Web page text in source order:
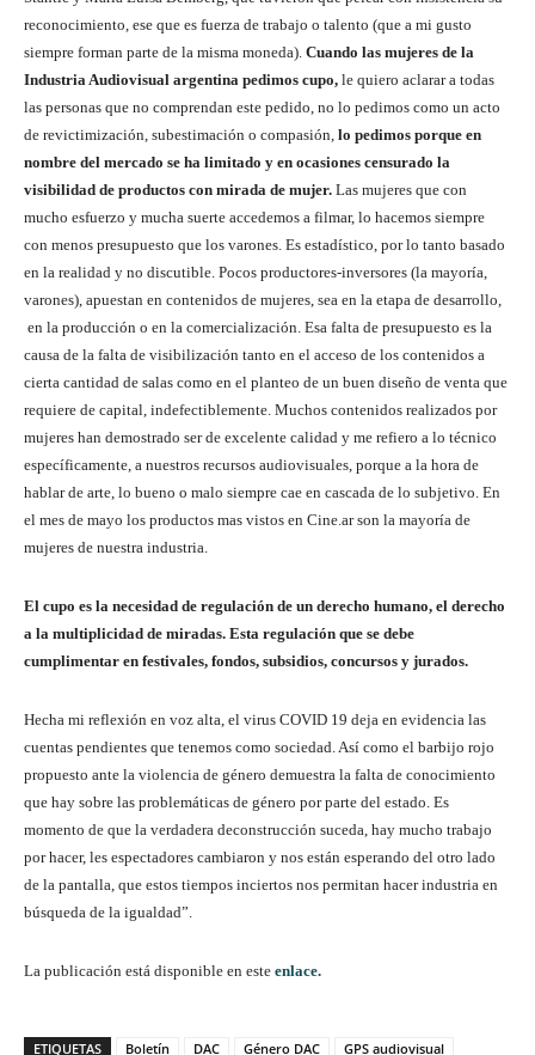
reconocimiento, ese que es fuerza de trabajo o talento (que a mi gusto
siempre forman parte de la misma moneda). Cuando las mujeres de la
Industria Audiovisual argentina pedimos cupo, le quiero aclarar a todas
las personas que no comprendan este pedido, no lo pedimos como un acto
de revictimización, subestimación o compasión, lo pedimos porque en
nombre del mercado se ha limitado y en ocasiones censurado la
visibilidad de productos con mirada de mujer. Las mujeres que con
mucho esfuerzo y mucha suerte accedemos a filmar, lo hacemos siempre
con menos presupuesto que los varones. Es estadístico, por lo tanto basado
en la realidad y no discutible. Pocos productores-inversores (la mayoría,
varones), apuestan en contenidos de mujeres, sea en la etapa de desarrollo,
en la producción o en la comercialización. Esa falta de presupuesto es la
causa de la falta de visibilización tanto en el acceso de los contenidos a
cierta cantidad de salas como en el planteo de un buen diseño de venta que
requiere de capital, indefectiblemente. Muchos contenidos realizados por
mujeres han demostrado ser de excelente calidad y me refiero a lo técnico
específicamente, a nuestros recursos audiovisuales, porque a la hora de
hablar de arte, lo bueno o malo siempre cae en cascada de lo subjetivo. En
el mes de mayo los productos mas vistos en Cine.ar son la mayoría de
mujeres de nuestra industria.
El cupo es la necesidad de regulación de un derecho humano, el derecho
a la multiplicidad de miradas. Esta regulación que se debe
cumplimentar en festivales, fondos, subsidios, concursos y jurados.
Hecha mi reflexión en voz alta, el virus COVID 19 deja en evidencia las
cuentas pendientes que tenemos como sociedad. Así como el barbijo rojo
propuesto ante la violencia de género demuestra la falta de conocimiento
que hay sobre las problemáticas de género por parte del estado. Es
momento de que la verdadera deconstrucción suceda, hay mucho trabajo
por hacer, les espectadores cambiaron y nos están esperando del otro lado
de la pantalla, que estos tiempos inciertos nos permitan hacer industria en
búsqueda de la igualdad”.
La publicación está disponible en este enlace.
ETIQUETAS Boletín DAC Género DAC GPS audiovisual